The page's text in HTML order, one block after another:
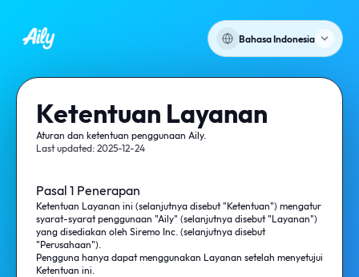
Bahasa Indonesia
Ketentuan Layanan
Aturan dan ketentuan penggunaan Aily.
Last updated: 2025-12-24
Pasal 1 Penerapan
Ketentuan Layanan ini (selanjutnya disebut "Ketentuan") mengatur
syarat-syarat penggunaan "Aily" (selanjutnya disebut "Layanan")
yang disediakan oleh Siremo Inc. (selanjutnya disebut
"Perusahaan").
Pengguna hanya dapat menggunakan Layanan setelah menyetujui
Ketentuan ini.